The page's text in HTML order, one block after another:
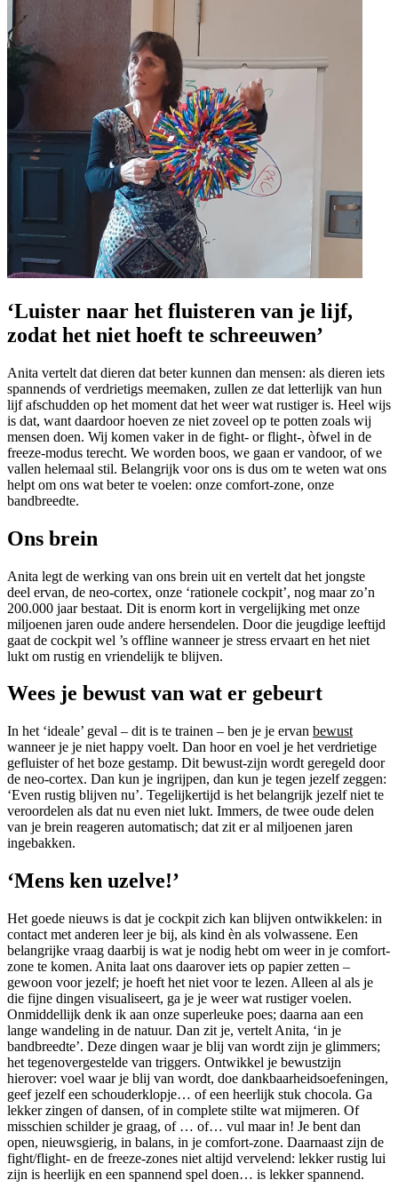
‘Luister naar het fluisteren van je lijf,
zodat het niet hoeft te schreeuwen’
Anita vertelt dat dieren dat beter kunnen dan mensen: als dieren iets
spannends of verdrietigs meemaken, zullen ze dat letterlijk van hun
lijf afschudden op het moment dat het weer wat rustiger is. Heel wijs
is dat, want daardoor hoeven ze niet zoveel op te potten zoals wij
mensen doen. Wij komen vaker in de fight- or flight-, òfwel in de
freeze-modus terecht. We worden boos, we gaan er vandoor, of we
vallen helemaal stil. Belangrijk voor ons is dus om te weten wat ons
helpt om ons wat beter te voelen: onze comfort-zone, onze
bandbreedte.
Ons brein
Anita legt de werking van ons brein uit en vertelt dat het jongste
deel ervan, de neo-cortex, onze ‘rationele cockpit’, nog maar zo’n
200.000 jaar bestaat. Dit is enorm kort in vergelijking met onze
miljoenen jaren oude andere hersendelen. Door die jeugdige leeftijd
gaat de cockpit wel ’s offline wanneer je stress ervaart en het niet
lukt om rustig en vriendelijk te blijven.
Wees je bewust van wat er gebeurt
In het ‘ideale’ geval – dit is te trainen – ben je je ervan bewust
wanneer je je niet happy voelt. Dan hoor en voel je het verdrietige
gefluister of het boze gestamp. Dit bewust-zijn wordt geregeld door
de neo-cortex. Dan kun je ingrijpen, dan kun je tegen jezelf zeggen:
‘Even rustig blijven nu’. Tegelijkertijd is het belangrijk jezelf niet te
veroordelen als dat nu even niet lukt. Immers, de twee oude delen
van je brein reageren automatisch; dat zit er al miljoenen jaren
ingebakken.
‘Mens ken uzelve!’
Het goede nieuws is dat je cockpit zich kan blijven ontwikkelen: in
contact met anderen leer je bij, als kind èn als volwassene. Een
belangrijke vraag daarbij is wat je nodig hebt om weer in je comfort-
zone te komen. Anita laat ons daarover iets op papier zetten –
gewoon voor jezelf; je hoeft het niet voor te lezen. Alleen al als je
die fijne dingen visualiseert, ga je je weer wat rustiger voelen.
Onmiddellijk denk ik aan onze superleuke poes; daarna aan een
lange wandeling in de natuur. Dan zit je, vertelt Anita, ‘in je
bandbreedte’. Deze dingen waar je blij van wordt zijn je glimmers;
het tegenovergestelde van triggers. Ontwikkel je bewustzijn
hierover: voel waar je blij van wordt, doe dankbaarheidsoefeningen,
geef jezelf een schouderklopje… of een heerlijk stuk chocola. Ga
lekker zingen of dansen, of in complete stilte wat mijmeren. Of
misschien schilder je graag, of … of… vul maar in! Je bent dan
open, nieuwsgierig, in balans, in je comfort-zone. Daarnaast zijn de
fight/flight- en de freeze-zones niet altijd vervelend: lekker rustig lui
zijn is heerlijk en een spannend spel doen… is lekker spannend.